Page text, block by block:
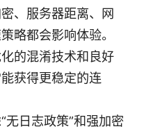
、服务器距离、网
略都会影响体验。
的混淆技术和良好
获得更稳定的连
无日志政策”和强加密